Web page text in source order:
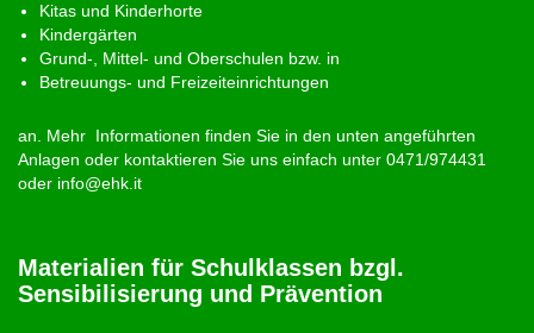
Kitas und Kinderhorte
Kindergärten
Grund-, Mittel- und Oberschulen bzw. in
Betreuungs- und Freizeiteinrichtungen
an. Mehr Informationen finden Sie in den unten angeführten
Anlagen oder kontaktieren Sie uns einfach unter 0471/974431
oder info@ehk.it
Materialien für Schulklassen bzgl.
Sensibilisierung und Prävention